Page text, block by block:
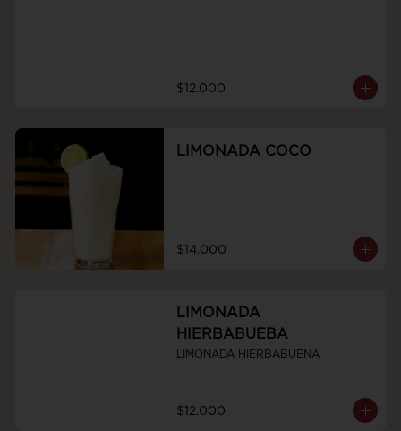
$12.000
LIMONADA COCO
$14.000
LIMONADA
HIERBABUEBA
LIMONADA HIERBABUENA
$12.000